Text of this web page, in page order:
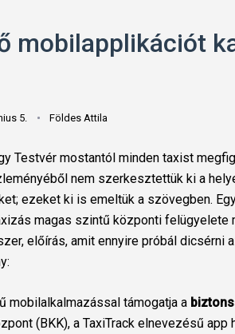
mobilapplikációt
5. Földes Attila
Testvér mostantól minden taxist
nem szerkesztettük ki a
ezeket ki is emeltük a szövegben.
magas szintű központi felügyelete
előírás, amit ennyire próbál dicsérni
mobilalkalmazással támogatja a
(BKK), a TaxiTrack elnevezésű app